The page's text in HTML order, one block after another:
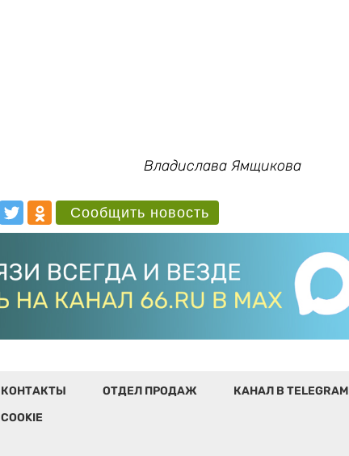
Владислава Ямщикова
Сообщить новость
КОНТАКТЫ ОТДЕЛ ПРОДАЖ КАНАЛ В TELEGRAM
COOKIE